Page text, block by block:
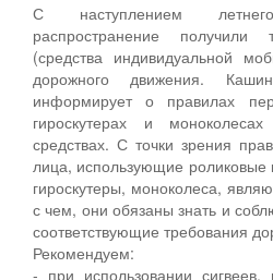
С наступлением
распространение
(средства индивидуальной
дорожного движения.
информирует о правилах
гироскутерах и
средствах. С точки зрения
лица, использующие роликовые
гироскутеры, моноколеса,
с чем, они обязаны знать и
соответствующие требования
Рекомендуем:
- при использовании сигвеев,